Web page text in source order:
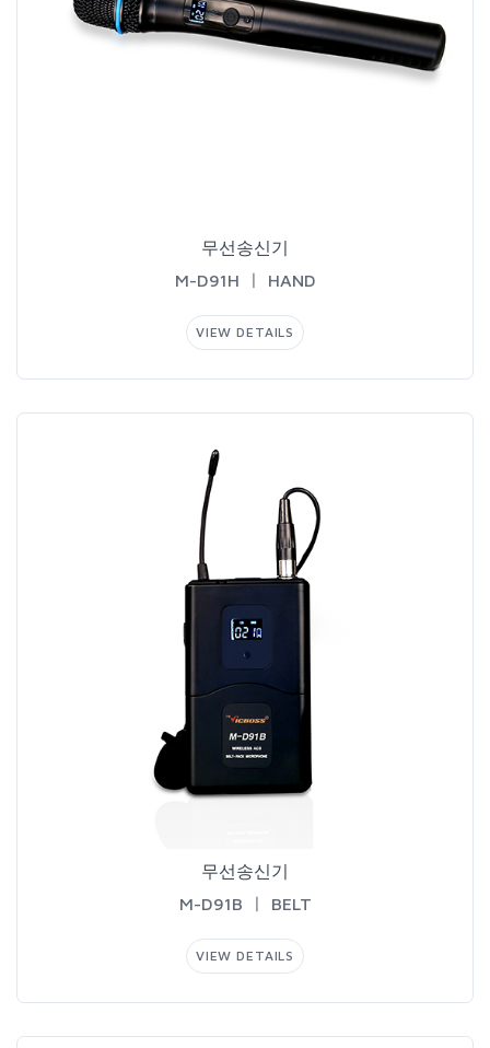
무선송신기
M-D91HㅣHAND
VIEWDETAILS
무선송신기
M-D91BㅣBELT
VIEWDETAILS